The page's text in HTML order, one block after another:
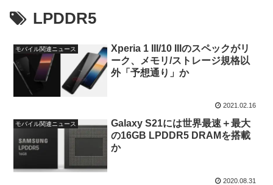
LPDDR5
モバイル関連ニュース
Xperia 1 III/10 IIIのスペックがリ
ーク、メモリ/ストレージ規格以
外「予想通り」か
2021.02.16
モバイル関連ニュース
Galaxy S21には世界最速＋最大
の16GB LPDDR5 DRAMを搭載
か
2020.08.31